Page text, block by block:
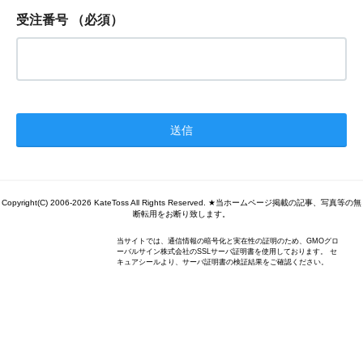
受注番号 （必須）
Copyright(C) 2006-2026 KateToss All Rights Reserved. ★当ホームページ掲載の記事、写真等の無
断転用をお断り致します。
当サイトでは、通信情報の暗号化と実在性の証明のため、GMOグロ
ーバルサイン株式会社のSSLサーバ証明書を使用しております。 セ
キュアシールより、サーバ証明書の検証結果をご確認ください。